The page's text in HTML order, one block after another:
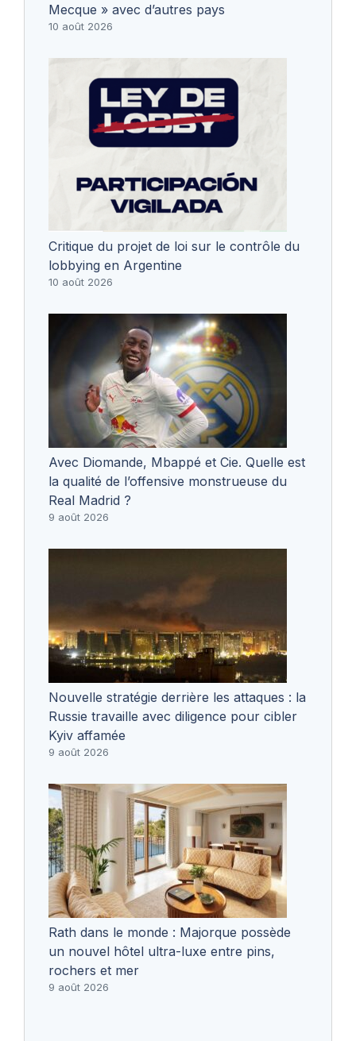
Mecque » avec d’autres pays
10 août 2026
Critique du projet de loi sur le contrôle du
lobbying en Argentine
10 août 2026
Avec Diomande, Mbappé et Cie. Quelle est
la qualité de l’offensive monstrueuse du
Real Madrid ?
9 août 2026
Nouvelle stratégie derrière les attaques : la
Russie travaille avec diligence pour cibler
Kyiv affamée
9 août 2026
Rath dans le monde : Majorque possède
un nouvel hôtel ultra-luxe entre pins,
rochers et mer
9 août 2026